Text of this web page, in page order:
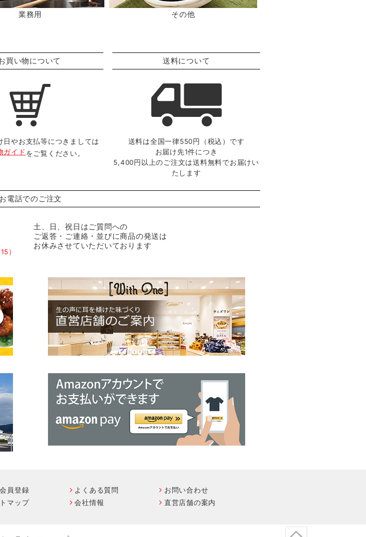
業務用 その他
買い物について
日やお支払等につきましては
ガイドをご覧ください。
送料について
送料は全国一律550円（税込）です
お届け先1件につき
5,400円以上のご注文は送料無料でお届けい
たします
お電話でのご注文
）
土、日、祝日はご質問への
ご返答・ご連絡・並びに商品の発送は
お休みさせていただいております
員登録 よくある質問
お問い合わせ
マップ 会社情報 直営店舗の案内